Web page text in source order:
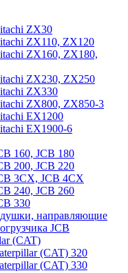
ZX30
ZX110, ZX120
ZX160, ZX180,
ZX230, ZX250
ZX330
ZX800, ZX850-3
EX1200
EX1900-6
160, JCB 180
200, JCB 220
3CX, JCB 4CX
240, JCB 260
330
направляющие
JCB
(CAT)
(CAT) 320
(CAT) 330